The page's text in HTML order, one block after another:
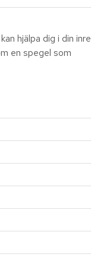
hjälpa dig i din inre
en spegel som